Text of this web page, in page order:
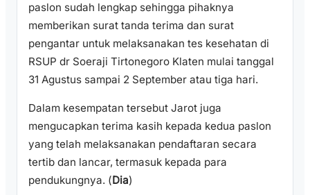
paslon sudah lengkap sehingga pihaknya
memberikan surat tanda terima dan surat
pengantar untuk melaksanakan tes kesehatan di
RSUP dr Soeraji Tirtonegoro Klaten mulai tanggal
31 Agustus sampai 2 September atau tiga hari.
Dalam kesempatan tersebut Jarot juga
mengucapkan terima kasih kepada kedua paslon
yang telah melaksanakan pendaftaran secara
tertib dan lancar, termasuk kepada para
pendukungnya. (Dia)